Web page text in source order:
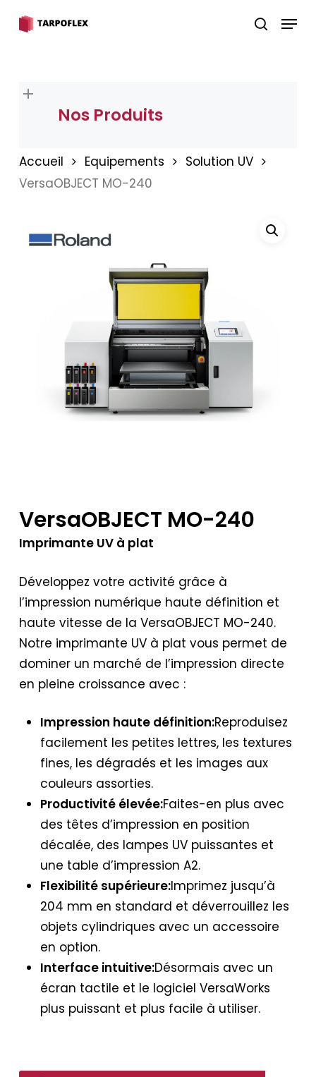
search
Menu
Nos Produits
Accueil Equipements
Solution UV
VersaOBJECT MO-240
VersaOBJECT MO-240
Imprimante UV à plat
Développez votre activité grâce à
l’impression numérique haute définition et
haute vitesse de la VersaOBJECT MO-240.
Notre imprimante UV à plat vous permet de
dominer un marché de l’impression directe
en pleine croissance avec :
Impression haute définition:Reproduisez
facilement les petites lettres, les textures
fines, les dégradés et les images aux
couleurs assorties.
Productivité élevée:Faites-en plus avec
des têtes d’impression en position
décalée, des lampes UV puissantes et
une table d’impression A2.
Flexibilité supérieure:Imprimez jusqu’à
204 mm en standard et déverrouillez les
objets cylindriques avec un accessoire
en option.
Interface intuitive:Désormais avec un
écran tactile et le logiciel VersaWorks
plus puissant et plus facile à utiliser.